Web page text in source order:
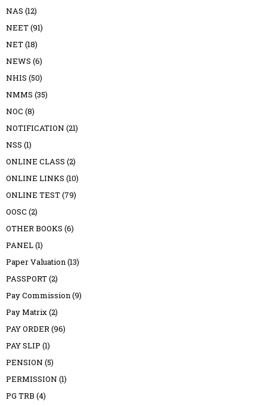
NAS (12)
NEET(91)
NET(18)
NEWS (6)
NHIS (50)
NMMS (35)
NOC (8)
NOTIFICATION (21)
NSS (1)
ONLINE CLASS (2)
ONLINE LINKS (10)
ONLINE TEST(79)
OOSC (2)
OTHER BOOKS (6)
PANEL(1)
Paper Valuation(13)
PASSPORT(2)
Pay Commission(9)
Pay Matrix(2)
PAY ORDER(96)
PAY SLIP (1)
PENSION (5)
PERMISSION (1)
PG TRB (4)